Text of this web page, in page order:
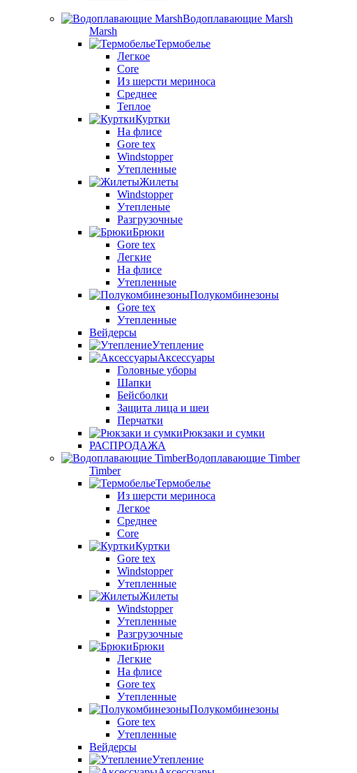
Водоплавающие Marsh
Marsh
Термобелье
Легкое
Core
Из шерсти мериноса
Среднее
Теплое
Куртки
На флисе
Gore tex
Windstopper
Утепленные
Жилеты
Windstopper
Утепленые
Разгрузочные
Брюки
Gore tex
Легкие
На флисе
Утепленные
Полукомбинезоны
Gore tex
Утепленные
Вейдерсы
Утепление
Аксессуары
Головные уборы
Шапки
Бейсболки
Защита лица и шеи
Перчатки
Рюкзаки и сумки
РАСПРОДАЖА
Водоплавающие Timber
Timber
Термобелье
Из шерсти мериноса
Легкое
Среднее
Core
Куртки
Gore tex
Windstopper
Утепленные
Жилеты
Windstopper
Утепленные
Разгрузочные
Брюки
Легкие
На флисе
Gore tex
Утепленные
Полукомбинезоны
Gore tex
Утепленные
Вейдерсы
Утепление